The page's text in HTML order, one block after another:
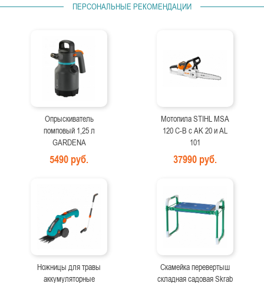
ПЕРСОНАЛЬНЫЕ РЕКОМЕНДАЦИИ
Опрыскиватель
помповый 1,25 л
GARDENA
5490 руб.
Мотопила STIHL MSA
120 C-B с AK 20 и AL
101
37990 руб.
Ножницы для травы
аккумуляторные
Скамейка перевертыш
складная садовая Skrab